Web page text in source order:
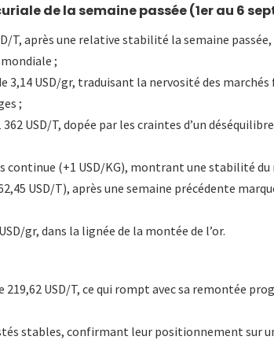
de la semaine passée (1er au 6
T, après une relative stabilité la semaine
;
3,14 USD/gr, traduisant la nervosité des
;
USD/T, dopée par les craintes d’un
continue (+1 USD/KG), montrant une stabilité du
USD/T), après une semaine précédente
gr, dans la lignée de la montée de l’or.
USD/T, ce qui rompt avec sa remontée
stables, confirmant leur positionnement sur